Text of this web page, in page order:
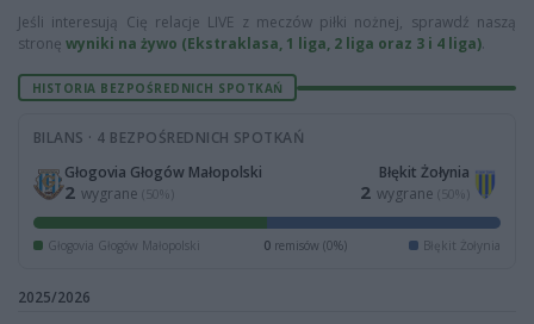
Jeśli interesują Cię relacje LIVE z meczów piłki nożnej, sprawdź naszą
stronę wyniki na żywo (Ekstraklasa, 1 liga, 2 liga oraz 3 i 4 liga).
HISTORIA BEZPOŚREDNICH SPOTKAŃ
BILANS · 4 BEZPOŚREDNICH SPOTKAŃ
Głogovia Głogów Małopolski
2 wygrane (50%)
Błękit Żołynia
2 wygrane (50%)
Głogovia Głogów Małopolski 0remisów (0%) Błękit Żołynia
2025/2026